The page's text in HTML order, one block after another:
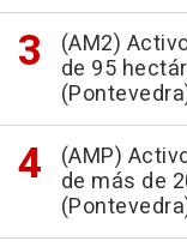
(AM2)
de 95
(AMP)
de más de